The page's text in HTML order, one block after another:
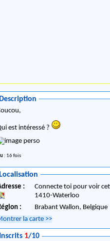
Description
est intéressé ?
: 16 fois
Localisation
:
Connecte toi pour voir
1410-Waterloo
:
Brabant Wallon, Belgique
la carte >>
Inscrits 1/10